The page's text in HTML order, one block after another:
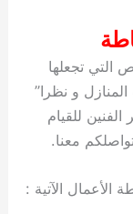
التي تجعلها
و نظرا”
للقيام
معنا.
الأعمال الآتية :